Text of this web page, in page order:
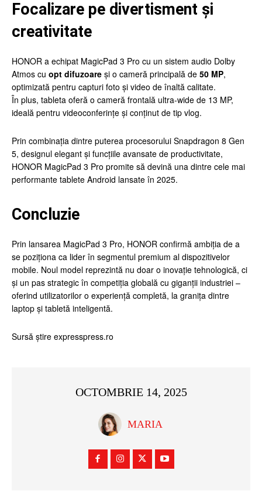
Focalizare pe divertisment și
creativitate
HONOR a echipat MagicPad 3 Pro cu un sistem audio Dolby
Atmos cu opt difuzoare și o cameră principală de 50 MP,
optimizată pentru capturi foto și video de înaltă calitate.
În plus, tableta oferă o cameră frontală ultra-wide de 13 MP,
ideală pentru videoconferințe și conținut de tip vlog.
Prin combinația dintre puterea procesorului Snapdragon 8 Gen
5, designul elegant și funcțiile avansate de productivitate,
HONOR MagicPad 3 Pro promite să devină una dintre cele mai
performante tablete Android lansate în 2025.
Concluzie
Prin lansarea MagicPad 3 Pro, HONOR confirmă ambiția de a
se poziționa ca lider în segmentul premium al dispozitivelor
mobile. Noul model reprezintă nu doar o inovație tehnologică, ci
și un pas strategic în competiția globală cu giganții industriei –
oferind utilizatorilor o experiență completă, la granița dintre
laptop și tabletă inteligentă.
Sursă știre expresspress.ro
OCTOMBRIE 14, 2025
MARIA